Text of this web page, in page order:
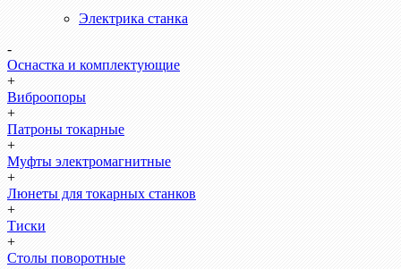
Электрика станка
-
Оснастка и комплектующие
+
Виброопоры
+
Патроны токарные
+
Муфты электромагнитные
+
Люнеты для токарных станков
+
Тиски
+
Столы поворотные